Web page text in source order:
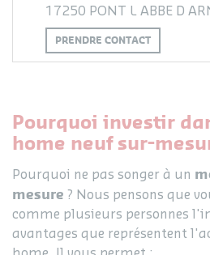
17250 PONT L ABBE D
PRENDRE CONTACT
Pourquoi investir
home neuf sur-
Pourquoi ne pas songer à un
mesure ? Nous pensons que
comme plusieurs personnes
avantages que représentent